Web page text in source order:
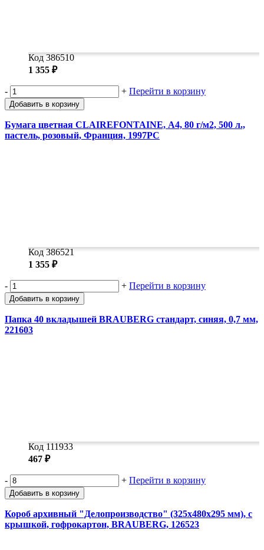
Код 386510
1 355 ₽
- + Перейти в корзину
Добавить в корзину
Бумага цветная CLAIREFONTAINE, А4, 80 г/м2, 500 л.,
пастель, розовый, Франция, 1997PC
Код 386521
1 355 ₽
- + Перейти в корзину
Добавить в корзину
Папка 40 вкладышей BRAUBERG стандарт, синяя, 0,7 мм,
221603
Код 111933
467 ₽
- + Перейти в корзину
Добавить в корзину
Короб архивный "Делопроизводство" (325х480х295 мм), с
крышкой, гофрокартон, BRAUBERG, 126523